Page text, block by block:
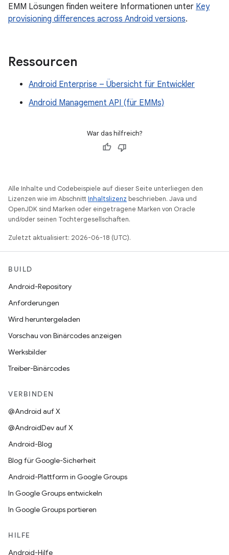
EMM Lösungen finden weitere Informationen unter Key
provisioning differences across Android versions.
Ressourcen
Android Enterprise – Übersicht für Entwickler
Android Management API (für EMMs)
War das hilfreich?
Alle Inhalte und Codebeispiele auf dieser Seite unterliegen den
Lizenzen wie im AbschnittInhaltslizenz beschrieben. Java und
OpenJDK sind Marken oder eingetragene Marken von Oracle
und/oder seinen Tochtergesellschaften.
Zuletzt aktualisiert: 2026-06-18 (UTC).
BUILD
Android-Repository
Anforderungen
Wird heruntergeladen
Vorschau von Binärcodes anzeigen
Werksbilder
Treiber-Binärcodes
VERBINDEN
@Android auf X
@AndroidDev auf X
Android-Blog
Blog für Google-Sicherheit
Android-Plattform in Google Groups
In Google Groups entwickeln
In Google Groups portieren
HILFE
Android-Hilfe